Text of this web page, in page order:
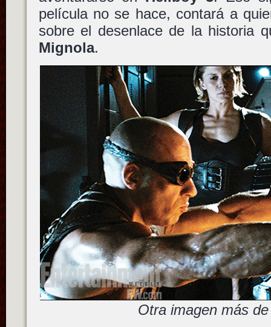
película no se hace, contará a
sobre el desenlace de la historia
Mignola.
Otra imagen más